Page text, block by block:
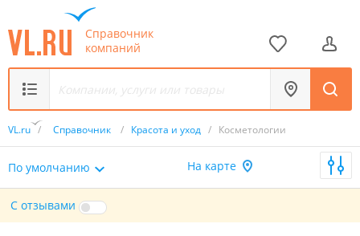
Справочник
компаний
VL.ru / Справочник / Красота и уход / Косметологии
По умолчанию На карте
С отзывами